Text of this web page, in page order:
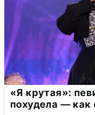
«Я крутая»:
похудела — как